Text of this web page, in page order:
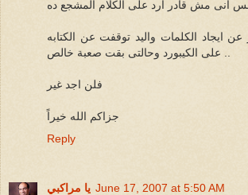
ايجاد الكلمات واليد توقفت عن الكتابه
فلن اجد غير
جزاكم الله خيراً
Reply
يا مراكبي June 17, 2007 at 5:50 AM